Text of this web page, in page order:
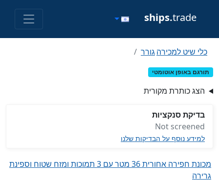
ships.trade
כלי שיט למכירהגורר
תורגם באופן אוטומטי
הצג כותרת מקורית
בדיקת סנקציות
Not screened
למידע נוסף על הבדיקות שלנו
מכונת חפירה אחורית 36 מטר עם 3 תמוכות ומזח שטוח וספינת
גרירה